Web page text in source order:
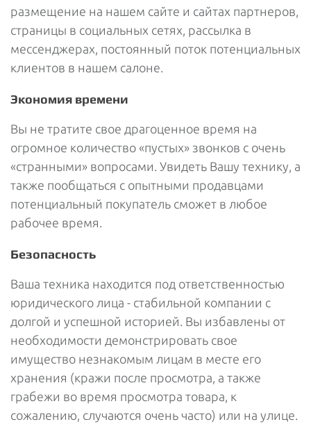
размещение на нашем сайте и сайтах партнеров,
страницы в социальных сетях, рассылка в
мессенджерах, постоянный поток потенциальных
клиентов в нашем салоне.
Экономия времени
Вы не тратите свое драгоценное время на
огромное количество «пустых» звонков с очень
«странными» вопросами. Увидеть Вашу технику, а
также пообщаться с опытными продавцами
потенциальный покупатель сможет в любое
рабочее время.
Безопасность
Ваша техника находится под ответственностью
юридического лица - стабильной компании с
долгой и успешной историей. Вы избавлены от
необходимости демонстрировать свое
имущество незнакомым лицам в месте его
хранения (кражи после просмотра, а также
грабежи во время просмотра товара, к
сожалению, случаются очень часто) или на улице.